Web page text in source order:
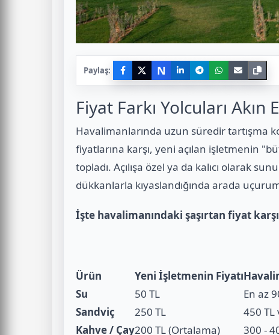
Paylaş: N
Fiyat Farkı Yolcuları Akın
Havalimanlarında uzun süredir tartışma
fiyatlarına karşı, yeni açılan işletmenin
topladı. Açılışa özel ya da kalıcı olarak
dükkanlarla kıyaslandığında arada
İşte havalimanındaki şaşırtan fiyat
Ürün Yeni İşletmenin Fiyatı
Su
50 TL
En az
Sandviç
250 TL
450 TL
Kahve / Çay200 TL (Ortalama)
300 -